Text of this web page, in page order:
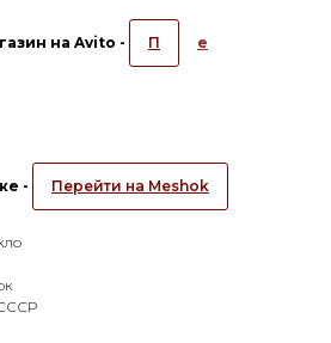
на Avito - П е
-
Перейти на Meshok